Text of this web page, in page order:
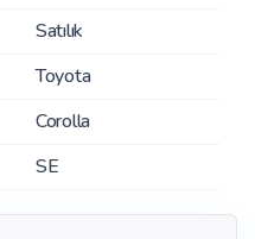
Satılık
Toyota
Corolla
SE